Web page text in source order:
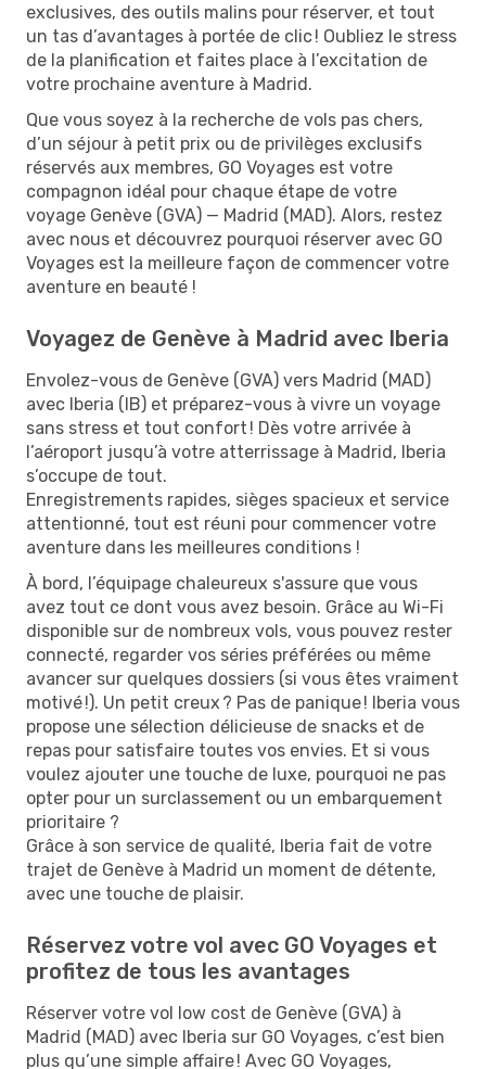
exclusives, des outils malins pour réserver, et tout
un tas d’avantages à portée de clic ! Oubliez le stress
de la planification et faites place à l’excitation de
votre prochaine aventure à Madrid.
Que vous soyez à la recherche de vols pas chers,
d’un séjour à petit prix ou de privilèges exclusifs
réservés aux membres, GO Voyages est votre
compagnon idéal pour chaque étape de votre
voyage Genève (GVA) — Madrid (MAD). Alors, restez
avec nous et découvrez pourquoi réserver avec GO
Voyages est la meilleure façon de commencer votre
aventure en beauté !
Voyagez de Genève à Madrid avec Iberia
Envolez-vous de Genève (GVA) vers Madrid (MAD)
avec Iberia (IB) et préparez-vous à vivre un voyage
sans stress et tout confort ! Dès votre arrivée à
l’aéroport jusqu’à votre atterrissage à Madrid, Iberia
s’occupe de tout.
Enregistrements rapides, sièges spacieux et service
attentionné, tout est réuni pour commencer votre
aventure dans les meilleures conditions !
À bord, l’équipage chaleureux s'assure que vous
avez tout ce dont vous avez besoin. Grâce au Wi-Fi
disponible sur de nombreux vols, vous pouvez rester
connecté, regarder vos séries préférées ou même
avancer sur quelques dossiers (si vous êtes vraiment
motivé !). Un petit creux ? Pas de panique ! Iberia vous
propose une sélection délicieuse de snacks et de
repas pour satisfaire toutes vos envies. Et si vous
voulez ajouter une touche de luxe, pourquoi ne pas
opter pour un surclassement ou un embarquement
prioritaire ?
Grâce à son service de qualité, Iberia fait de votre
trajet de Genève à Madrid un moment de détente,
avec une touche de plaisir.
Réservez votre vol avec GO Voyages et
profitez de tous les avantages
Réserver votre vol low cost de Genève (GVA) à
Madrid (MAD) avec Iberia sur GO Voyages, c’est bien
plus qu’une simple affaire ! Avec GO Voyages,